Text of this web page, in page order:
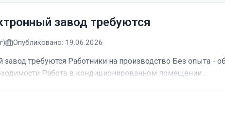
завод требуются
Опубликовано: 19.06.2026
требуются Работники на производство Без опыта -
Работа в кондиционированном помещении ...